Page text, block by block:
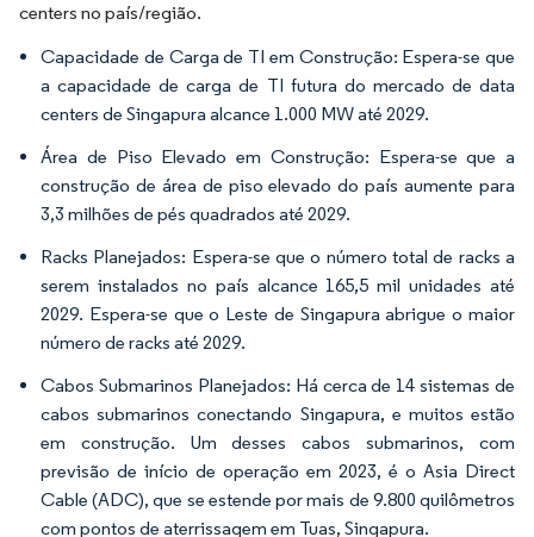
centers no país/região.
Capacidade de Carga de TI em Construção: Espera-se que
a capacidade de carga de TI futura do mercado de data
centers de Singapura alcance 1.000 MW até 2029.
Área de Piso Elevado em Construção: Espera-se que a
construção de área de piso elevado do país aumente para
3,3 milhões de pés quadrados até 2029.
Racks Planejados: Espera-se que o número total de racks a
serem instalados no país alcance 165,5 mil unidades até
2029. Espera-se que o Leste de Singapura abrigue o maior
número de racks até 2029.
Cabos Submarinos Planejados: Há cerca de 14 sistemas de
cabos submarinos conectando Singapura, e muitos estão
em construção. Um desses cabos submarinos, com
previsão de início de operação em 2023, é o Asia Direct
Cable (ADC), que se estende por mais de 9.800 quilômetros
com pontos de aterrissagem em Tuas, Singapura.